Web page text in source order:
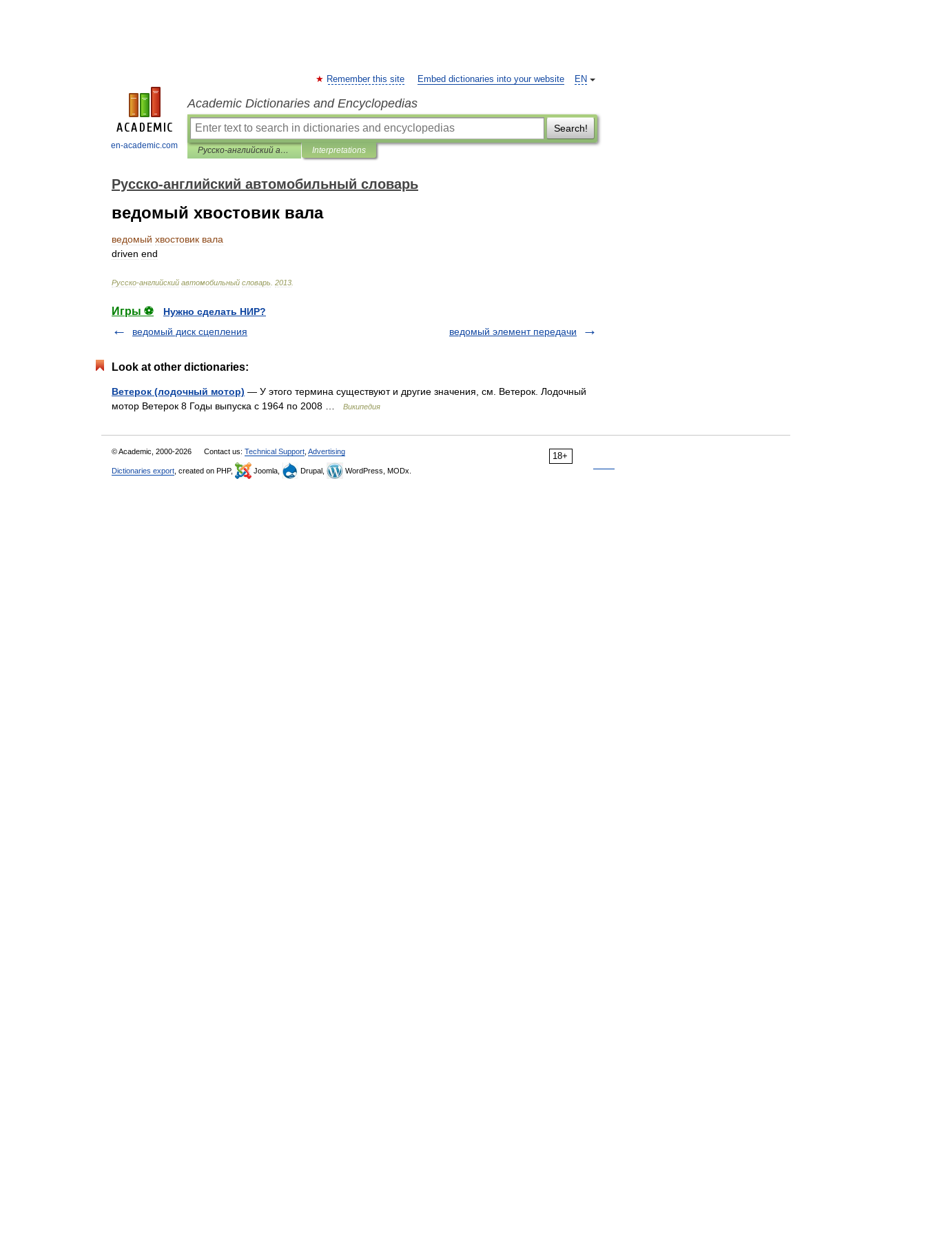
en-academic.com
EN
Remember this site Embed dictionaries into your website
Academic Dictionaries and Encyclopedias
Search!
Русско-английский автомобильный словарь Interpretations
Русско-английский автомобильный словарь
ведомый хвостовик вала
ведомый хвостовик вала
driven end
Русско-английский автомобильный словарь 2013
Игры ⚽
Нужно сделать НИР?
ведомый диск сцепления
ведомый элемент передачи
Look at other dictionaries:
Ветерок (лодочный мотор) — У этого термина существуют и другие значения, см. Ветерок. Лодочный
мотор Ветерок 8 Годы выпуска с 1964 по 2008 …
Википедия
18+
© Academic, 2000-2026 Contact us: Technical Support Advertising
Dictionaries export , created on PHP, Joomla, Drupal, WordPress, MODx.